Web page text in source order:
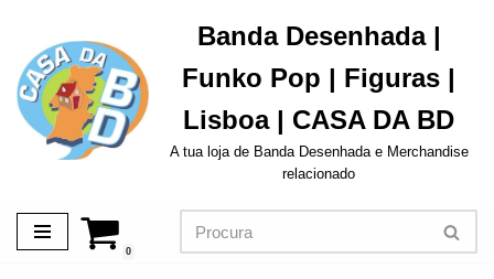
Avançar
para
o
conteúdo
Banda Desenhada |
Funko Pop | Figuras |
Lisboa | CASA DA BD
A tua loja de Banda Desenhada e Merchandise
relacionado
0